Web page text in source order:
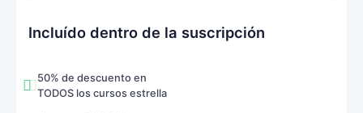
Incluído dentro de la suscripción
50% de descuento en
TODOS los cursos estrella